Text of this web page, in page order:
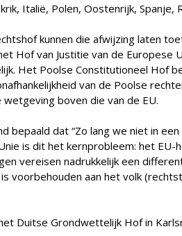
Italië, Polen, Oostenrijk, Spanje,
kunnen die afwijzing laten
Hof van Justitie van de Europese
Het Poolse Constitutioneel Hof
van de Poolse
boven die van de EU.
dat “Zo lang we niet in
is dit het kernprobleem: het
vereisen nadrukkelijk een
voorbehouden aan het volk
Duitse Grondwettelijk Hof in